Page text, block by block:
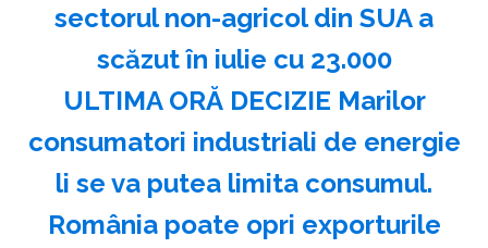
sectorul non-agricol din SUA a
scăzut în iulie cu 23.000
ULTIMA ORĂ DECIZIE Marilor
consumatori industriali de energie
li se va putea limita consumul.
România poate opri exporturile